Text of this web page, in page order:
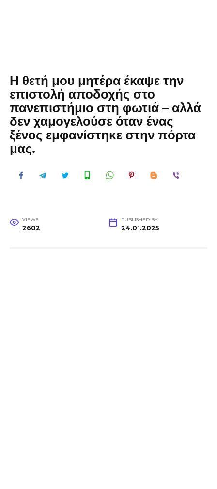
Η θετή μου μητέρα έκαψε την
επιστολή αποδοχής στο
πανεπιστήμιο στη φωτιά – αλλά
δεν χαμογελούσε όταν ένας
ξένος εμφανίστηκε στην πόρτα
μας.
VIEWS
2602
PUBLISHED BY
24.01.2025